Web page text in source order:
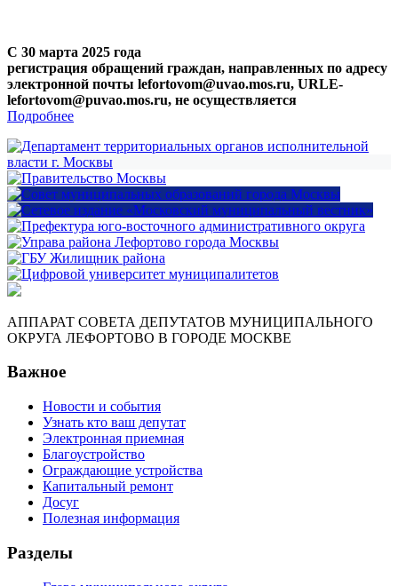
С 30 марта 2025 года
регистрация обращений граждан, направленных по адресу
электронной почты lefortovom@uvao.mos.ru, URLE-
lefortovom@puvao.mos.ru, не осуществляется
Подробнее
АППАРАТ СОВЕТА ДЕПУТАТОВ МУНИЦИПАЛЬНОГО
ОКРУГА ЛЕФОРТОВО В ГОРОДЕ МОСКВЕ
Важное
Новости и события
Узнать кто ваш депутат
Электронная приемная
Благоустройство
Ограждающие устройства
Капитальный ремонт
Досуг
Полезная информация
Разделы